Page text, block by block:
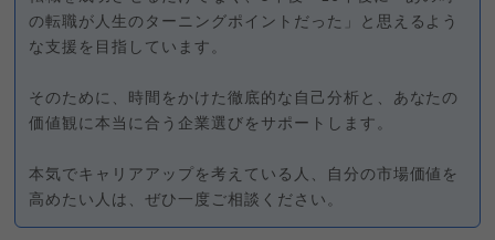
の転職が人生のターニングポイントだった」と思えるよう
な支援を目指しています。
そのために、時間をかけた徹底的な自己分析と、あなたの
価値観に本当に合う企業選びをサポートします。
本気でキャリアアップを考えている人、自分の市場価値を
高めたい人は、ぜひ一度ご相談ください。